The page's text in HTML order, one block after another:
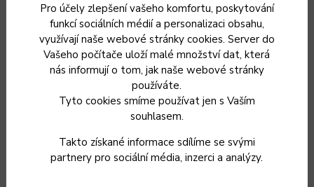
Pro účely zlepšení vašeho komfortu, poskytování
funkcí sociálních médií a personalizaci obsahu,
využívají naše webové stránky cookies. Server do
Vašeho počítače uloží malé množství dat, která
nás informují o tom, jak naše webové stránky
používáte.
Tyto cookies smíme používat jen s Vaším
souhlasem.
Takto získané informace sdílíme se svými
partnery pro sociální média, inzerci a analýzy.
opakovat 2x -3x před prvním použitím. Správně
připravené litinové nádobí je dokonale nepřilnavé.
Nakonec stačí vytřít nádobí papírovou utěrkou. Stále
by mělo být mírně mastné – tím se stává nepřilnavým
a je zabráněno tvorbě rzi.
Vhodný pro přípravu pokrmů pro 1-2 osob.
Objem hrnce/poklice - 0,93l/0,25l